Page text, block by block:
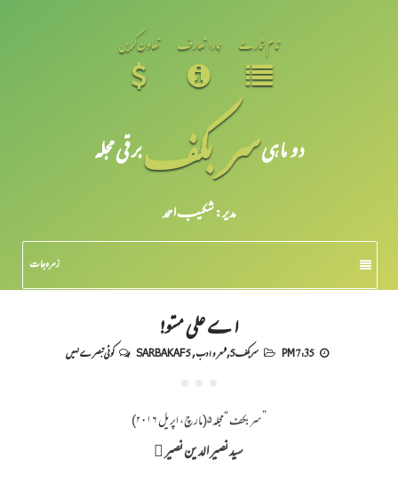
تمام شمارے ہمارا تعارف تعاون کریں
دو ماہیسر بکفبرقی مجلہ
مدیر: شکیبـ احمد
زمرہ جات
اے علی مستو!
7:35 PM سربکف5 ,شعر و ادب,
SARBAKAF 5 کوئی تبصرے نہیں
”سربکف “مجلہ۵(مارچ، اپریل ۲۰۱۶)
سید نصیر الدین نصیر ﷫